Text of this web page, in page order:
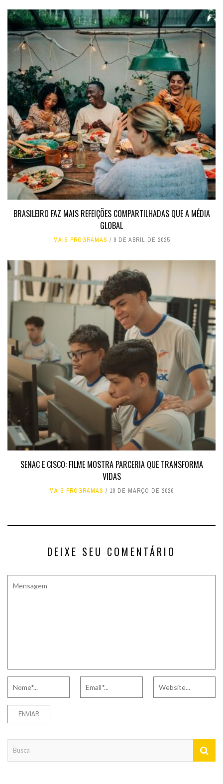
BRASILEIRO FAZ MAIS REFEIÇÕES COMPARTILHADAS QUE A MÉDIA
GLOBAL
MAIS PROGRAMAS 9 DE ABRIL DE 2025
SENAC E CISCO: FILME MOSTRA PARCERIA QUE TRANSFORMA
VIDAS
MAIS PROGRAMAS 19 DE MARÇO DE 2026
DEIXE SEU COMENTÁRIO